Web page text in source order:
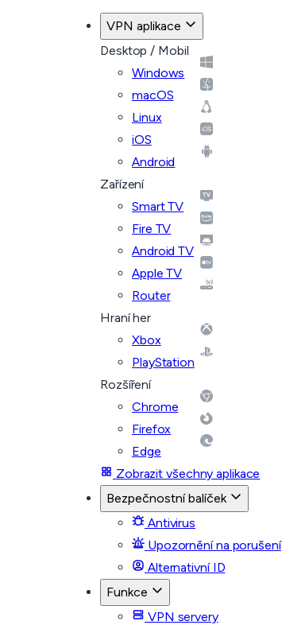
VPN aplikace
Desktop / Mobil
Windows
macOS
Linux
iOS
Android
Zařízení
Smart TV
Fire TV
Android TV
Apple TV
Router
Hraní her
Xbox
PlayStation
Rozšíření
Chrome
Firefox
Edge
Zobrazit všechny aplikace
Bezpečnostní balíček
Antivirus
Upozornění na porušení
Alternativní ID
Funkce
VPN servery